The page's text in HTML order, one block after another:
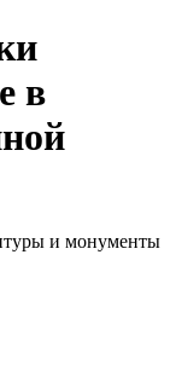
в
и монументы